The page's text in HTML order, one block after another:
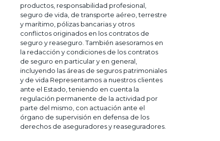
productos, responsabilidad profesional,
seguro de vida, de transporte aéreo, terrestre
y marítimo, pólizas bancarias y otros
conflictos originados en los contratos de
seguro y reaseguro. También asesoramos en
la redacción y condiciones de los contratos
de seguro en particular y en general,
incluyendo las áreas de seguros patrimoniales
y de vida Representamos a nuestros clientes
ante el Estado, teniendo en cuenta la
regulación permanente de la actividad por
parte del mismo, con actuación ante el
órgano de supervisión en defensa de los
derechos de aseguradores y reaseguradores.